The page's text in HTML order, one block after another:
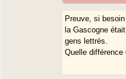
Preuve, si
la Gascogne
gens lettrés.
Quelle